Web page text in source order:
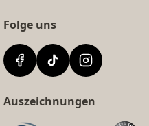
Folge uns
Auszeichnungen